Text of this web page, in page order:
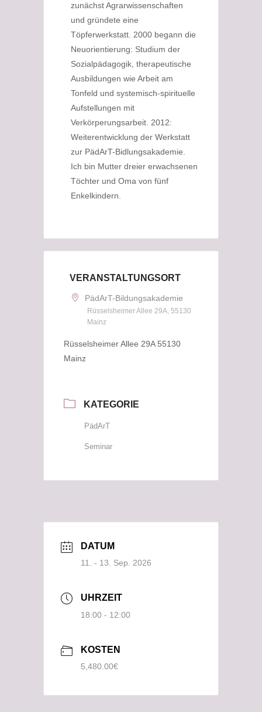
zunächst Agrarwissenschaften
und gründete eine
Töpferwerkstatt. 2000 begann die
Neuorientierung: Studium der
Sozialpädagogik, therapeutische
Ausbildungen wie Arbeit am
Tonfeld und systemisch-spirituelle
Aufstellungen mit
Verkörperungsarbeit. 2012:
Weiterentwicklung der Werkstatt
zur PädArT-Bidlungsakademie.
Ich bin Mutter dreier erwachsenen
Töchter und Oma von fünf
Enkelkindern.
VERANSTALTUNGSORT
PädArT-Bildungsakademie
Rüsselsheimer Allee 29A, 55130
Mainz
Rüsselsheimer Allee 29A 55130
Mainz
KATEGORIE
PädArT
Seminar
DATUM
11. - 13. Sep. 2026
UHRZEIT
18:00 - 12:00
KOSTEN
5,480.00€